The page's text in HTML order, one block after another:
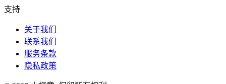
支持
关于我们
联系我们
服务条款
隐私政策